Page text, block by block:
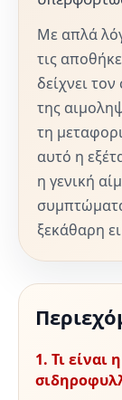
Με απλά
τις
δείχνει
της
τη
αυτό η
η γενική
ξεκάθαρη
1. Τι είναι